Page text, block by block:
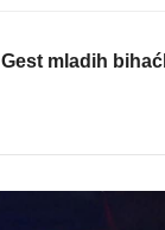
mladih